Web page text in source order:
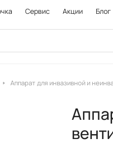
Сервис Акции Блог
Аппарат для инвазивной и